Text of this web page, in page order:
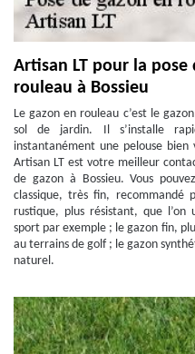
Artisan LT pour la
rouleau à Bossieu
Le gazon en rouleau c’est le
sol de jardin. Il s’installe
instantanément une pelouse
Artisan LT est votre meilleur
de gazon à Bossieu. Vous
classique, très fin, recommandé
rustique, plus résistant, que
sport par exemple ; le gazon fin,
au terrains de golf ; le gazon
naturel.